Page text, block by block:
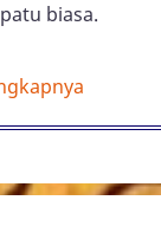
biasa.